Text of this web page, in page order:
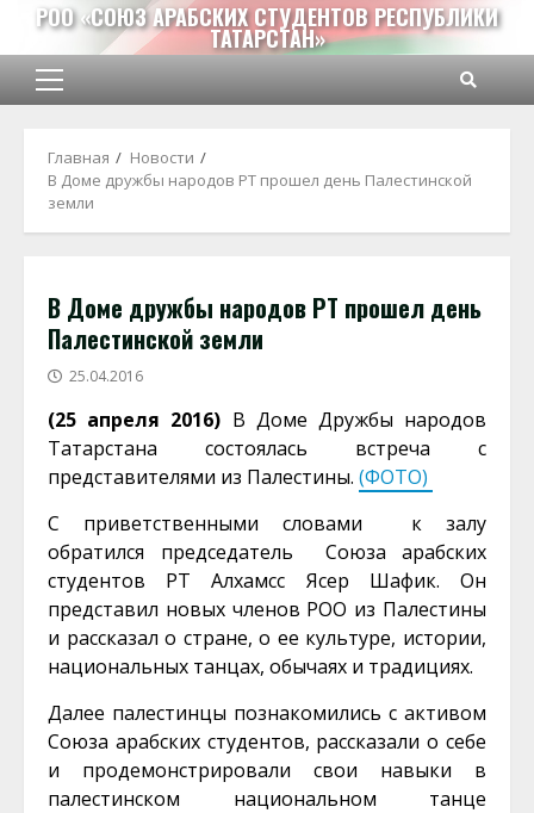
Перейти
содержимому
РОО «СОЮЗ АРАБСКИХ СТУДЕНТОВ РЕСПУБЛИКИ
ТАТАРСТАН»
Основное
Главная
Новости
В Доме дружбы народов РТ прошел день Палестинской
земли
В Доме дружбы народов РТ прошел день
Палестинской земли
25.04.2016
(25 апреля 2016) В Доме Дружбы народов
Татарстана состоялась встреча с
представителями из Палестины. (ФОТО)
С приветственными словами к залу
обратился председатель Союза арабских
студентов РТ Алхамсс Ясер Шафик. Он
представил новых членов РОО из Палестины
и рассказал о стране, о ее культуре, истории,
национальных танцах, обычаях и традициях.
Далее палестинцы познакомились с активом
Союза арабских студентов, рассказали о себе
и продемонстрировали свои навыки в
палестинском национальном танце